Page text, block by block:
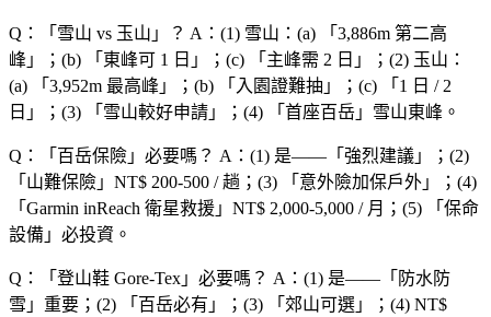
Q：「 雪山 vs 玉山 」？ A：(1) 雪山：(a) 「 3,886m 第二高
峰 」；(b) 「 東峰可 1 日 」；(c) 「 主峰需 2 日 」；(2) 玉山：
(a) 「 3,952m 最高峰 」；(b) 「 入園證難抽 」；(c) 「 1 日 / 2
日 」；(3) 「 雪山較好申請 」；(4) 「 首座百岳 」雪山東峰。
Q：「 百岳保險 」必要嗎？ A：(1) 是——「 強烈建議 」；(2)
「 山難保險 」NT$ 200-500 / 趟；(3) 「 意外險加保戶外 」；(4)
「 Garmin inReach 衛星救援 」NT$ 2,000-5,000 / 月；(5) 「 保命
設備 」必投資。
Q：「 登山鞋 Gore-Tex 」必要嗎？ A：(1) 是——「 防水防
雪 」重要；(2) 「 百岳必有 」；(3) 「 郊山可選 」；(4) NT$